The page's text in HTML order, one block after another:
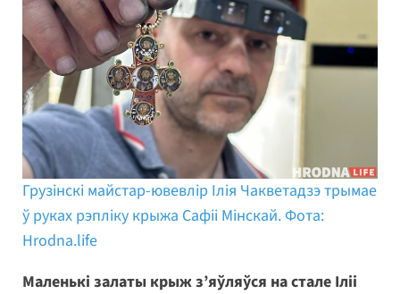
Грузінскі майстар-ювевлір Ілія Чакветадзэ трымае
ў руках рэпліку крыжа Сафіі Мінскай. Фота:
Hrodna.life
Маленькі залаты крыж з’яўляўся на стале Іліі